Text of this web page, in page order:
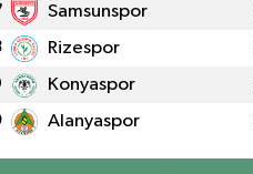
Samsunspor
Rizespor
Konyaspor
Alanyaspor